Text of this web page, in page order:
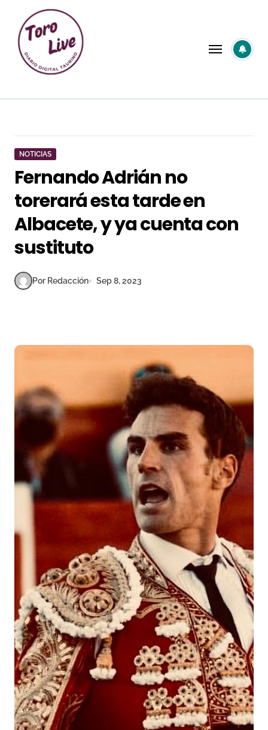
contenido
NOTICIAS
Fernando Adrián no
torerará esta tarde en
Albacete, y ya cuenta con
sustituto
Por Redacción Sep 8, 2023